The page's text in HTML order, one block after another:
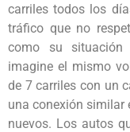
carriles todos los
tráfico que no
como su situación
imagine el mismo
de 7 carriles con un
una conexión similar
nuevos. Los autos